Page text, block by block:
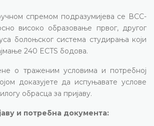
спремом подразумијева се ВСС-
високо образовање првог, другог
болоњског система студирања који
240 ECTS бодова.
о траженим условима и потребној
доказујете да испуњавате услове
обрасца за пријаву.
и потребна документа: